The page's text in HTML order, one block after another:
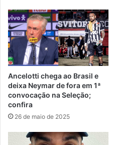
Ancelotti chega ao Brasil e
deixa Neymar de fora em 1ª
convocação na Seleção;
confira
26 de maio de 2025